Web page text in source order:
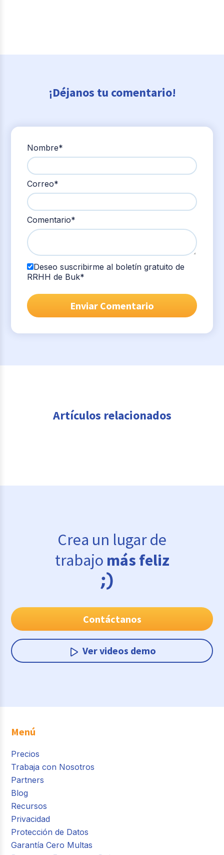
¡Déjanos tu comentario!
Nombre*
Correo*
Comentario*
Deseo suscribirme al boletín gratuito de
RRHH de Buk*
Artículos relacionados
Crea un lugar de
trabajo más feliz
Contáctanos
Ver videos demo
Menú
Precios
Trabaja con Nosotros
Partners
Blog
Recursos
Privacidad
Protección de Datos
Garantía Cero Multas